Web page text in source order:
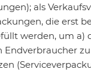
als
die erst
werden, um a)
Endverbraucher